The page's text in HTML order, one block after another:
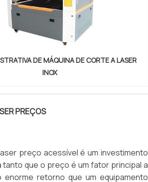
DE MÁQUINA DE CORTE A LASER
INOX
PREÇOS
preço acessível é um investimento
que o preço é um fator principal a
retorno que um equipamento